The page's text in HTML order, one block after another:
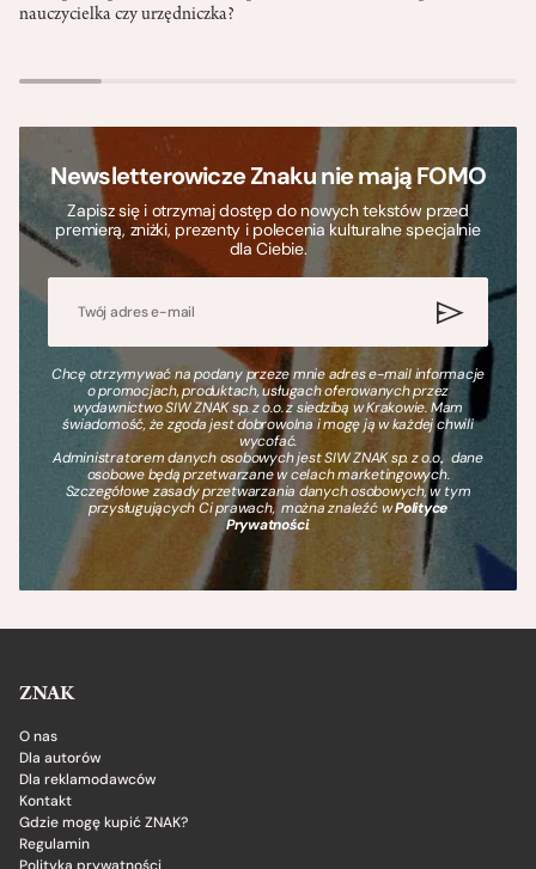
nauczycielka czy urzędniczka?
Newsletterowicze Znaku nie mają FOMO
Zapisz się i otrzymaj dostęp do nowych tekstów przed
premierą, zniżki, prezenty i polecenia kulturalne specjalnie
dla Ciebie.
Chcę otrzymywać na podany przeze mnie adres e-mail informacje
o promocjach, produktach, usługach oferowanych przez
wydawnictwo SIW ZNAK sp. z o.o. z siedzibą w Krakowie. Mam
świadomość, że zgoda jest dobrowolna i mogę ją w każdej chwili
wycofać.
Administratorem danych osobowych jest SIW ZNAK sp. z o.o., dane
osobowe będą przetwarzane w celach marketingowych.
Szczegółowe zasady przetwarzania danych osobowych, w tym
przysługujących Ci prawach, można znaleźć wPolityce
Prywatności.
ZNAK
O nas
Dla autorów
Dla reklamodawców
Kontakt
Gdzie mogę kupić ZNAK?
Regulamin